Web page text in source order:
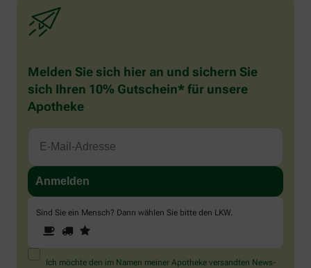
Melden Sie sich hier an und sichern Sie
sich Ihren 10% Gutschein* für unsere
Apotheke
Sind Sie ein Mensch? Dann wählen Sie bitte den LKW
Sie
ein
Mensch?
1 2
Ich möchte den im Namen meiner Apotheke versandten News-